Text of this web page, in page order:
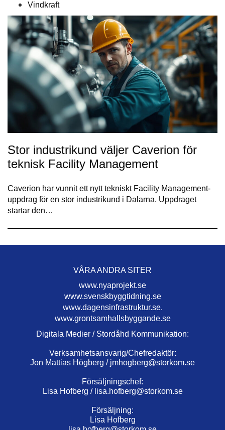
Vindkraft
Stor industrikund väljer Caverion för
teknisk Facility Management
Caverion har vunnit ett nytt tekniskt Facility Management-
uppdrag för en stor industrikund i Dalarna. Uppdraget
startar den…
VÅRA ANDRA SITER
www.nyaprojekt.se
www.svenskbyggtidning.se
www.dagensinfrastruktur.se.
www.grontsamhallsbyggande.se
Digitala Medier / Stordåhd Kommunikation:
Verksamhetsansvarig/Chefredaktör:
Jon Mattias Högberg / jmhogberg@storkom.se
Försäljningschef:
Lisa Hofberg / lisa.hofberg@storkom.se
Försäljning:
Lisa Hofberg